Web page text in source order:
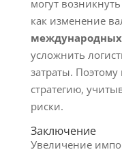
могут
как изменение
усложнить
затраты. Поэтому
стратегию,
риски.
Заключение
Увеличение